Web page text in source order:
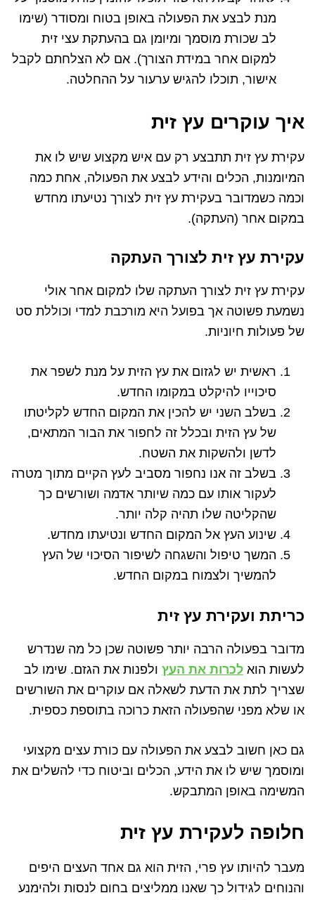
מנת לבצע את הפעולה באופן בטוח ומסודר (שימו
לב שכורת מוסמך ומיומן גם בהעתקת עצי זית
למקום אחר במידת הצורך). אם לא הצלחתם לקבל
אישור, תוכלו להגיש ערעור על ההחלטה.
איך עוקרים עץ זית
עקירת עץ זית תתבצע רק עם איש מקצוע שיש לו את
המיומנות, הכלים והידע לבצע את הפעולה, אחת כמה
וכמה כשמדובר בעקירת עץ זית לצורך נטיעתו מחדש
במקום אחר (העתקה).
עקירת עץ זית לצורך העתקה
עקירת עץ זית לצורך העתקה שלו למקום אחר אולי
נשמעת פשוטה אך בפועל היא מורכבת למדי וכוללת סט
של פעולות חיוניות.
ראשית יש לגזום את עץ הזית על מנת לשפר את
סיכוייו להיקלט במקומו החדש.
בשלב השני יש להכין את המקום החדש לקליטתו
של עץ הזית ובכלל זה לחפור את הבור המתאים,
לדשן ולהשקות את השטח.
בשלב זה אנו נחפור מסביב לעץ הקיים מתוך מטרה
לעקור אותו עם כמה שיותר אדמה ושורשים כך
שהקליטה שלו תהיה קלה יותר.
שינוע העץ אל המקום החדש ונטיעתו מחדש.
המשך טיפול והשגחה לשיפור הסיכוי של העץ
להמשיך ולצמוח במקום החדש.
כריתת ועקירת עץ זית
מדובר בפעולה הרבה יותר פשוטה שכן כל מה שנדרש
לעשות הוא לכרות את העץ ולפנות את הגזם. שימו לב
שצריך לתת את הדעת לשאלה אם עוקרים את השורשים
או שלא מפני שהפעולה הזאת כרוכה בתוספת כספית.
גם כאן חשוב לבצע את הפעולה עם כורת עצים מקצועי
ומוסמך שיש לו את הידע, הכלים וביטוח כדי להשלים את
המשימה באופן המתבקש.
חלופה לעקירת עץ זית
מעבר להיותו עץ פרי, הזית הוא גם אחד העצים היפים
והנוחים לגידול כך שאנו ממליצים בחום לנסות ולהימנע